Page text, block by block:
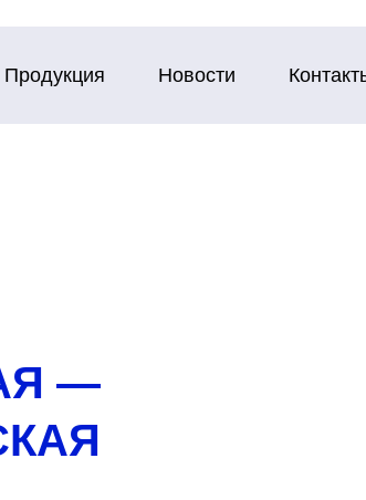
Продукция Новости
—